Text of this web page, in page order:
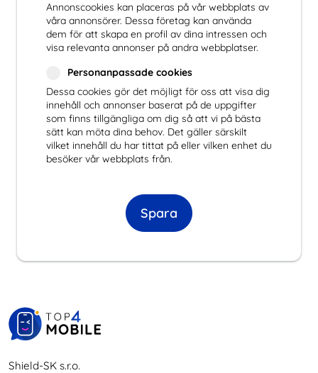
Annonscookies kan placeras på vår webbplats av
våra annonsörer. Dessa företag kan använda
dem för att skapa en profil av dina intressen och
visa relevanta annonser på andra webbplatser.
Personanpassade cookies
Dessa cookies gör det möjligt för oss att visa dig
innehåll och annonser baserat på de uppgifter
som finns tillgängliga om dig så att vi på bästa
sätt kan möta dina behov. Det gäller särskilt
vilket innehåll du har tittat på eller vilken enhet du
besöker vår webbplats från.
Spara
Shield-SK s.r.o.